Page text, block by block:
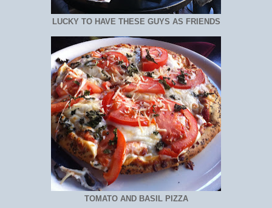
LUCKY TO HAVE THESE GUYS AS FRIENDS
TOMATO AND BASIL PIZZA